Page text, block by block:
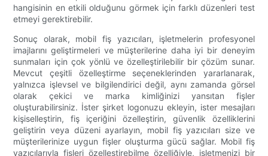
hangisinin en etkili olduğunu görmek için farklı düzenleri test
etmeyi gerektirebilir.
Sonuç olarak, mobil fiş yazıcıları, işletmelerin profesyonel
imajlarını geliştirmeleri ve müşterilerine daha iyi bir deneyim
sunmaları için çok yönlü ve özelleştirilebilir bir çözüm sunar.
Mevcut çeşitli özelleştirme seçeneklerinden yararlanarak,
yalnızca işlevsel ve bilgilendirici değil, aynı zamanda görsel
olarak çekici ve marka kimliğinizi yansıtan fişler
oluşturabilirsiniz. İster şirket logonuzu ekleyin, ister mesajları
kişiselleştirin, fiş içeriğini özelleştirin, güvenlik özelliklerini
geliştirin veya düzeni ayarlayın, mobil fiş yazıcıları size ve
müşterilerinize uygun fişler oluşturma gücü sağlar. Mobil fiş
yazıcılarıyla fişleri özelleştirebilme özelliğiyle, işletmenizi bir